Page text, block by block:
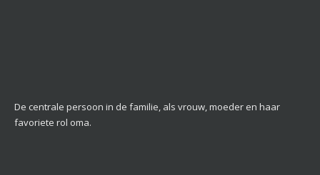
De centrale persoon in de familie, als vrouw, moeder en haar
favoriete rol oma.